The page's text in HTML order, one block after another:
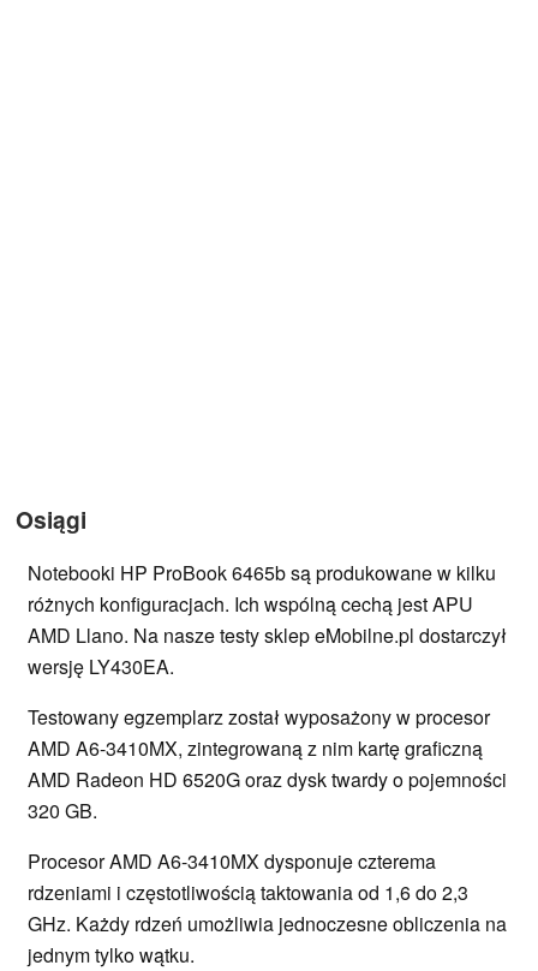
Osiągi
Notebooki HP ProBook 6465b są produkowane w kilku
różnych konfiguracjach. Ich wspólną cechą jest APU
AMD Llano. Na nasze testy sklep eMobilne.pl dostarczył
wersję LY430EA.
Testowany egzemplarz został wyposażony w procesor
AMD A6-3410MX, zintegrowaną z nim kartę graficzną
AMD Radeon HD 6520G oraz dysk twardy o pojemności
320 GB.
Procesor AMD A6-3410MX dysponuje czterema
rdzeniami i częstotliwością taktowania od 1,6 do 2,3
GHz. Każdy rdzeń umożliwia jednoczesne obliczenia na
jednym tylko wątku.